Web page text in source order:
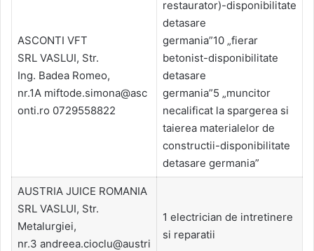
ASCONTI VFT
SRL VASLUI, Str.
Ing. Badea Romeo,
nr.1A miftode.simona@asc
onti.ro 0729558822
restaurator)-disponibilitate
detasare
germania”10 „fierar
betonist-disponibilitate
detasare
germania”5 „muncitor
necalificat la spargerea si
taierea materialelor de
constructii-disponibilitate
detasare germania”
AUSTRIA JUICE ROMANIA
SRL VASLUI, Str.
Metalurgiei,
nr.3 andreea.cioclu@austri
1 electrician de intretinere
si reparatii